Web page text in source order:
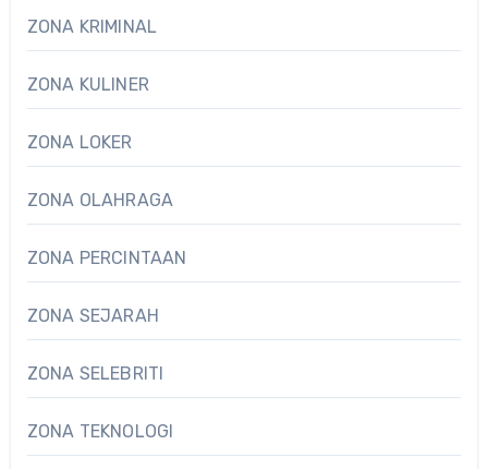
ZONA KRIMINAL
ZONA KULINER
ZONA LOKER
ZONA OLAHRAGA
ZONA PERCINTAAN
ZONA SEJARAH
ZONA SELEBRITI
ZONA TEKNOLOGI